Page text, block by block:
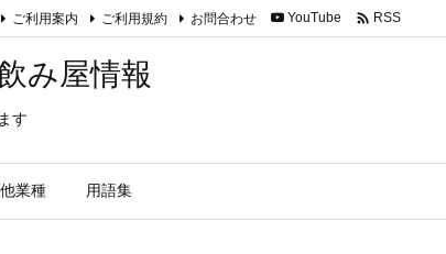
み屋情報
す
他業種 用語集
ご利用案内 ご利用規約 お問合わせ YouTube  RSS